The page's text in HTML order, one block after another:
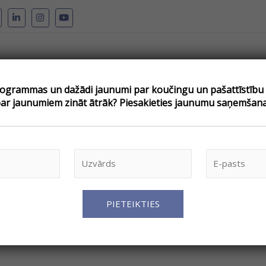
Par koučingu Kouči Atsauksmes Blogs
– emociju
un dažādi jaunumi par koučingu un
jaunumiem zināt ātrāk? Piesakieties jaunumu